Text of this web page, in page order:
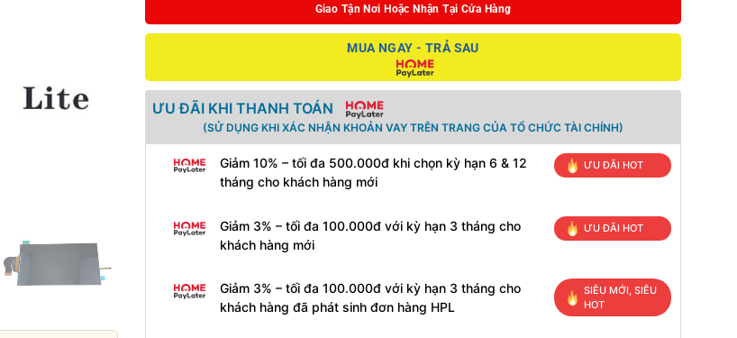
Giao Tận Nơi Hoặc Nhận Tại Cửa Hàng
MUA NGAY - TRẢ SAU
ƯU ĐÃI KHI THANH TOÁN
(SỬ DỤNG KHI XÁC NHẬN KHOẢN VAY TRÊN TRANG CỦA TỔ CHỨC TÀI CHÍNH)
Giảm 10% – tối đa 500.000đ khi chọn kỳ hạn 6 & 12
tháng cho khách hàng mới
ƯU ĐÃI HOT
Giảm 3% – tối đa 100.000đ với kỳ hạn 3 tháng cho
khách hàng mới
ƯU ĐÃI HOT
Giảm 3% – tối đa 100.000đ với kỳ hạn 3 tháng cho
khách hàng đã phát sinh đơn hàng HPL
SIÊU MỚI, SIÊU
HOT